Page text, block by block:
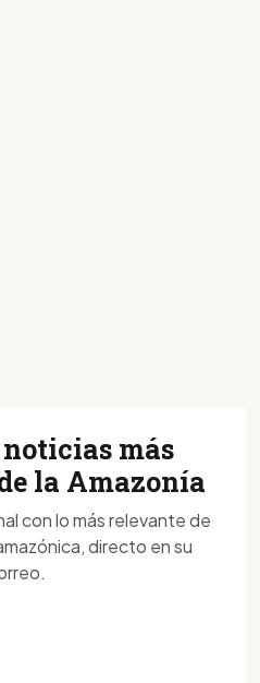
más
la Amazonía
con lo más relevante de
directo en su